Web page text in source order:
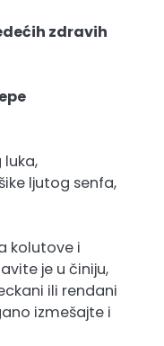
zdravih
ljutog senfa,
kolutove i
je u činiju,
ili rendani
izmešajte i